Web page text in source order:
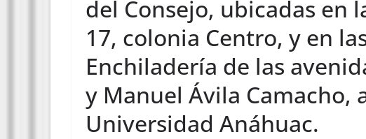
del Consejo, ubicadas en
17, colonia Centro, y en
Enchiladería de las
y Manuel Ávila Camacho,
Universidad Anáhuac.